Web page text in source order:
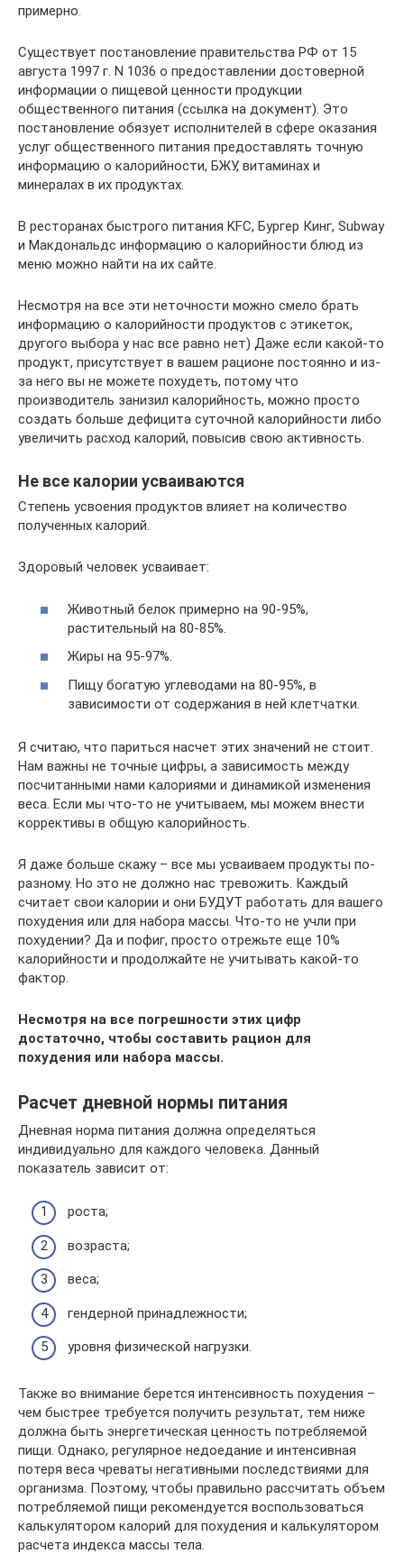
примерно.
Cуществует постановление правительства РФ от 15
августа 1997 г. N 1036 о предоставлении достоверной
информации о пищевой ценности продукции
общественного питания (ссылка на документ). Это
постановление обязует исполнителей в сфере оказания
услуг общественного питания предоставлять точную
информацию о калорийности, БЖУ, витаминах и
минералах в их продуктах.
В ресторанах быстрого питания KFC, Бургер Кинг, Subway
и Макдональдс информацию о калорийности блюд из
меню можно найти на их сайте.
Несмотря на все эти неточности можно смело брать
информацию о калорийности продуктов с этикеток,
другого выбора у нас все равно нет) Даже если какой-то
продукт, присутствует в вашем рационе постоянно и из-
за него вы не можете похудеть, потому что
производитель занизил калорийность, можно просто
создать больше дефицита суточной калорийности либо
увеличить расход калорий, повысив свою активность.
Не все калории усваиваются
Степень усвоения продуктов влияет на количество
полученных калорий.
Здоровый человек усваивает:
Животный белок примерно на 90-95%,
растительный на 80-85%.
Жиры на 95-97%.
Пищу богатую углеводами на 80-95%, в
зависимости от содержания в ней клетчатки.
Я считаю, что париться насчет этих значений не стоит.
Нам важны не точные цифры, а зависимость между
посчитанными нами калориями и динамикой изменения
веса. Если мы что-то не учитываем, мы можем внести
коррективы в общую калорийность.
Я даже больше скажу – все мы усваиваем продукты по-
разному. Но это не должно нас тревожить. Каждый
считает свои калории и они БУДУТ работать для вашего
похудения или для набора массы. Что-то не учли при
похудении? Да и пофиг, просто отрежьте еще 10%
калорийности и продолжайте не учитывать какой-то
фактор.
Несмотря на все погрешности этих цифр
достаточно, чтобы составить рацион для
похудения или набора массы.
Расчет дневной нормы питания
Дневная норма питания должна определяться
индивидуально для каждого человека. Данный
показатель зависит от:
роста;
возраста;
веса;
гендерной принадлежности;
уровня физической нагрузки.
Также во внимание берется интенсивность похудения –
чем быстрее требуется получить результат, тем ниже
должна быть энергетическая ценность потребляемой
пищи. Однако, регулярное недоедание и интенсивная
потеря веса чреваты негативными последствиями для
организма. Поэтому, чтобы правильно рассчитать объем
потребляемой пищи рекомендуется воспользоваться
калькулятором калорий для похудения и калькулятором
расчета индекса массы тела.